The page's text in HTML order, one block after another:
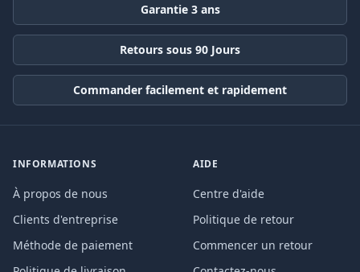
Garantie 3 ans
Retours sous 90 Jours
Commander facilement et rapidement
INFORMATIONS
À propos de nous
Clients d'entreprise
Méthode de paiement
AIDE
Centre d'aide
Politique de retour
Commencer un retour